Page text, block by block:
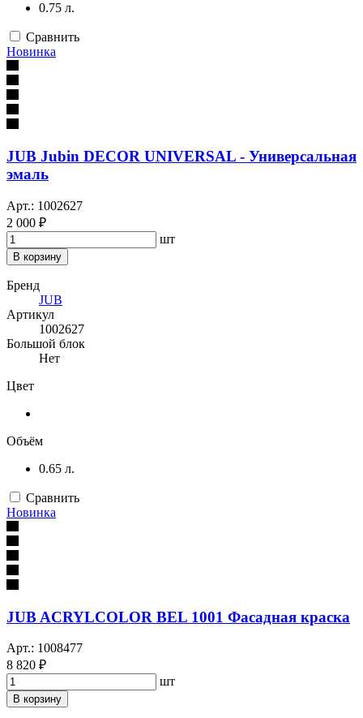
0.75 л.
Сравнить
Новинка
JUB Jubin DECOR UNIVERSAL - Универсальная
эмаль
Арт.: 1002627
2 000 ₽
шт
В корзину
Бренд
JUB
Артикул
1002627
Большой блок
Нет
Цвет
Объём
0.65 л.
Сравнить
Новинка
JUB ACRYLCOLOR BEL 1001 Фасадная краска
Арт.: 1008477
8 820 ₽
шт
В корзину